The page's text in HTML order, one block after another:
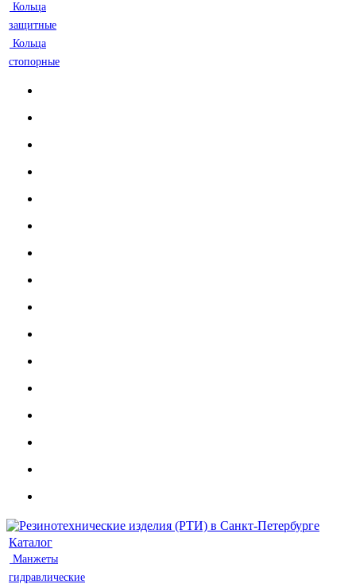
Кольца
защитные
Кольца
стопорные
Каталог
Манжеты
гидравлические